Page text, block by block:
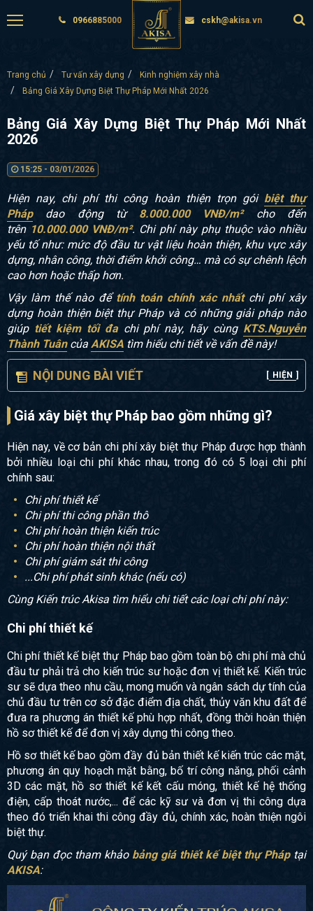
0966885000 cskh@akisa.vn
Trang chủ Tư vấn xây dựng
Kinh nghiệm xây nhà
Bảng Giá Xây Dựng Biệt Thự Pháp Mới Nhất 2026
Bảng Giá Xây Dựng Biệt Thự Pháp Mới Nhất
2026
15:25 - 03/01/2026
Hiện nay, chi phí thi công hoàn thiện trọn gói biệt thự
Phápdao động từ 8.000.000 VNĐ/m²cho đến
trên 10.000.000 VNĐ/m². Chi phí này phụ thuộc vào nhiều
yếu tố như: mức độ đầu tư vật liệu hoàn thiện, khu vực xây
dựng, nhân công, thời điểm khởi công… mà có sự chênh lệch
cao hơn hoặc thấp hơn.
Vậy làm thế nào để tính toán chính xác nhấtchi phí xây
dựng hoàn thiện biệt thự Pháp và có những giải pháp nào
giúp tiết kiệm tối đachi phí này, hãy cùng KTS.Nguyễn
Thành Tuâncủa AKISA tìm hiểu chi tiết về vấn đề này!
NỘI DUNG BÀI VIẾT [ HIỆN ]
Giá xây biệt thự Pháp bao gồm những gì?
Hiện nay, về cơ bản chi phí xây biệt thự Pháp được hợp thành
bởi nhiều loại chi phí khác nhau, trong đó có 5 loại chi phí
chính sau:
Chi phí thiết kế
Chi phí thi công phần thô
Chi phí hoàn thiện kiến trúc
Chi phí hoàn thiện nội thất
Chi phí giám sát thi công
...Chi phí phát sinh khác (nếu có)
Cùng Kiến trúc Akisa tìm hiểu chi tiết các loại chi phí này:
Chi phí thiết kế
Chi phí thiết kế biệt thự Pháp bao gồm toàn bộ chi phí mà chủ
đầu tư phải trả cho kiến trúc sư hoặc đơn vị thiết kế. Kiến trúc
sư sẽ dựa theo nhu cầu, mong muốn và ngân sách dự tính của
chủ đầu tư trên cơ sở đặc điểm địa chất, thủy văn khu đất để
đưa ra phương án thiết kế phù hợp nhất, đồng thời hoàn thiện
hồ sơ thiết kế để đơn vị xây dựng thi công theo.
Hồ sơ thiết kế bao gồm đầy đủ bản thiết kế kiến trúc các mặt,
phương án quy hoạch mặt bằng, bố trí công năng, phối cảnh
3D các mặt, hồ sơ thiết kế kết cấu móng, thiết kế hệ thống
điện, cấp thoát nước,... để các kỹ sư và đơn vị thi công dựa
theo đó triển khai thi công đầy đủ, chính xác, hoàn thiện ngôi
biệt thự.
Quý bạn đọc tham khảo bảng giá thiết kế biệt thự Pháptại
AKISA: